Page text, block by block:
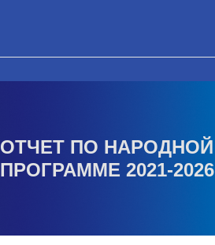
ОТЧЕТ ПО НАРОДНОЙ
ПРОГРАММЕ 2021-2026